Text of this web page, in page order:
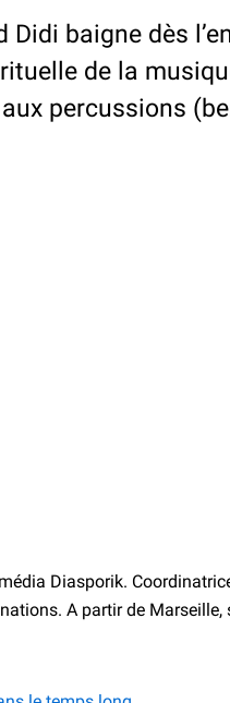
Didi baigne dès
de la
percussions
Diasporik.
A partir de